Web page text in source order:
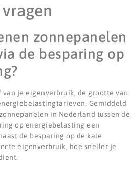
zonnepanelen
de besparing op
je eigenverbruik, de grootte van
Gemiddeld
in Nederland tussen de
op energiebelasting een
de besparing op de kale
eigenverbruik, hoe sneller je